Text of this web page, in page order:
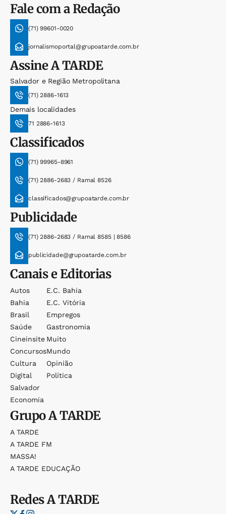
Fale com a Redação
(71) 99601-0020
jornalismoportal@grupoatarde.com.br
AssineA TARDE
Salvador e Região Metropolitana
(71) 2886-1613
Demais localidades
71 2886-1613
Classificados
(71) 99965-8961
(71) 2886-2683 / Ramal 8526
classificados@grupoatarde.com.br
Publicidade
(71) 2886-2683 / Ramal 8585 | 8586
publicidade@grupoatarde.com.br
Canais e Editorias
Autos
Bahia
Brasil
Saúde
Cineinsite
Concursos
Cultura
Digital
Salvador
Economia
E.c. Bahia
E.c. Vitória
Empregos
Gastronomia
Muito
Mundo
Opinião
Política
GrupoA TARDE
A TARDE
A TARDE FM
MASSA!
A TARDE EDUCAÇÃO
RedesA TARDE